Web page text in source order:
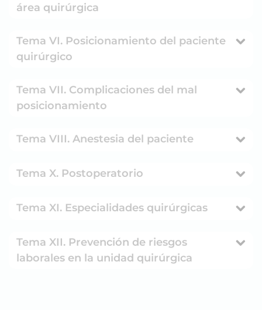
área quirúrgica
Tema VI. Posicionamiento del paciente
quirúrgico
Tema VII. Complicaciones del mal
posicionamiento
Tema VIII. Anestesia del paciente
Tema X. Postoperatorio
Tema XI. Especialidades quirúrgicas
Tema XII. Prevención de riesgos
laborales en la unidad quirúrgica